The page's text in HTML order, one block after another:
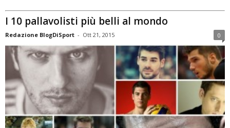
I 10 pallavolisti più belli al mondo
Redazione BlogDiSport - Ott 21, 2015 0